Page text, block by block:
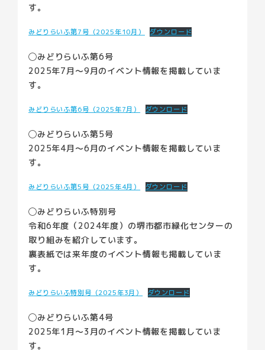
す。
みどりらいふ第7号（2025年10月） ダウンロード
◯みどりらいふ第6号
2025年7月〜9月のイベント情報を掲載していま
す。
みどりらいふ第6号（2025年7月） ダウンロード
◯みどりらいふ第5号
2025年4月〜6月のイベント情報を掲載していま
す。
みどりらいふ第5号（2025年4月） ダウンロード
◯みどりらいふ特別号
令和6年度（2024年度）の堺市都市緑化センターの
取り組みを紹介しています。
裏表紙では来年度のイベント情報も掲載していま
す。
みどりらいふ特別号（2025年3月） ダウンロード
◯みどりらいふ第4号
2025年1月〜3月のイベント情報を掲載していま
す。